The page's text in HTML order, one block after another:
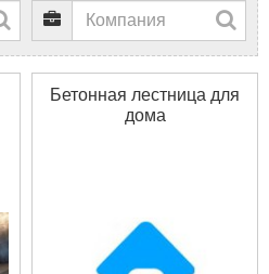
Бетонная лестница для
дома